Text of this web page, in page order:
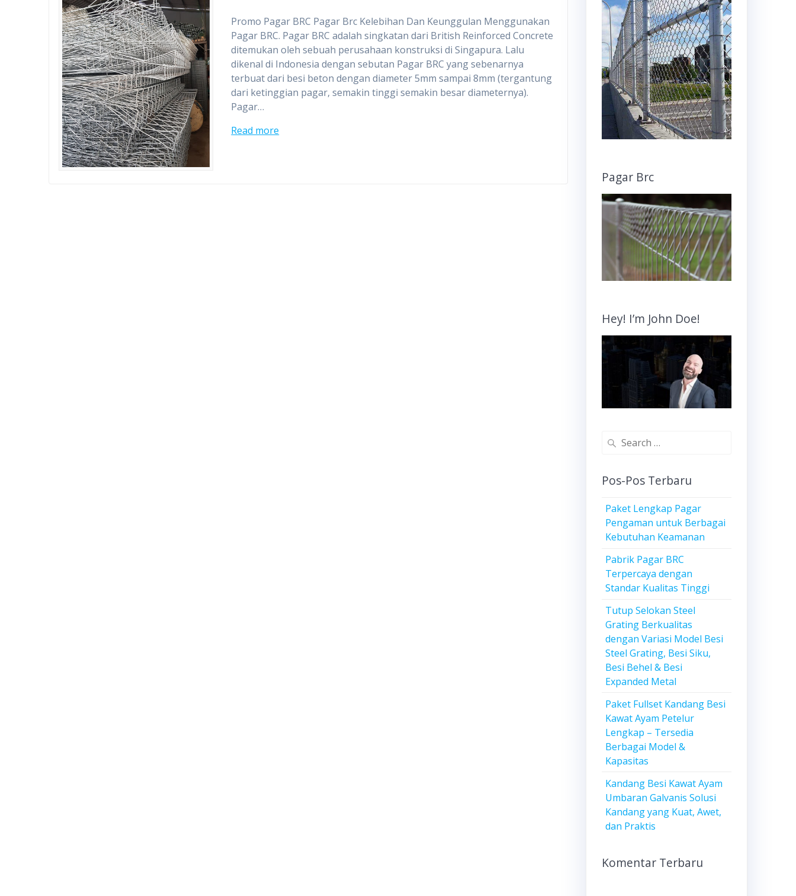
Promo Pagar BRC Pagar Brc Kelebihan Dan Keunggulan Menggunakan
Pagar BRC. Pagar BRC adalah singkatan dari British Reinforced Concrete
ditemukan oleh sebuah perusahaan konstruksi di Singapura. Lalu
dikenal di Indonesia dengan sebutan Pagar BRC yang sebenarnya
terbuat dari besi beton dengan diameter 5mm sampai 8mm (tergantung
dari ketinggian pagar, semakin tinggi semakin besar diameternya).
Pagar…
Read more
Pagar Brc
Hey! I’m John Doe!
Search
Pos-Pos Terbaru
Paket Lengkap Pagar
Pengaman untuk Berbagai
Kebutuhan Keamanan
Pabrik Pagar BRC
Terpercaya dengan
Standar Kualitas Tinggi
Tutup Selokan Steel
Grating Berkualitas
dengan Variasi Model Besi
Steel Grating, Besi Siku,
Besi Behel & Besi
Expanded Metal
Paket Fullset Kandang Besi
Kawat Ayam Petelur
Lengkap – Tersedia
Berbagai Model &
Kapasitas
Kandang Besi Kawat Ayam
Umbaran Galvanis Solusi
Kandang yang Kuat, Awet,
dan Praktis
Komentar Terbaru